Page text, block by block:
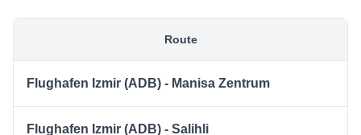
Route
Flughafen Izmir (ADB) - Manisa Zentrum
Flughafen Izmir (ADB) - Salihli